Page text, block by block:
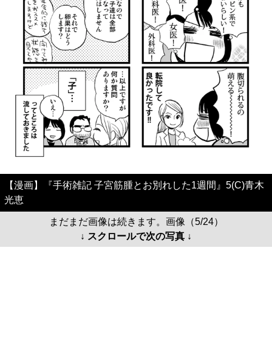
【漫画】『手術雑記 子宮筋腫とお別れした1週間』5(C)青木
光恵
まだまだ画像は続きます。画像（5/24）
↓ スクロールで次の写真 ↓